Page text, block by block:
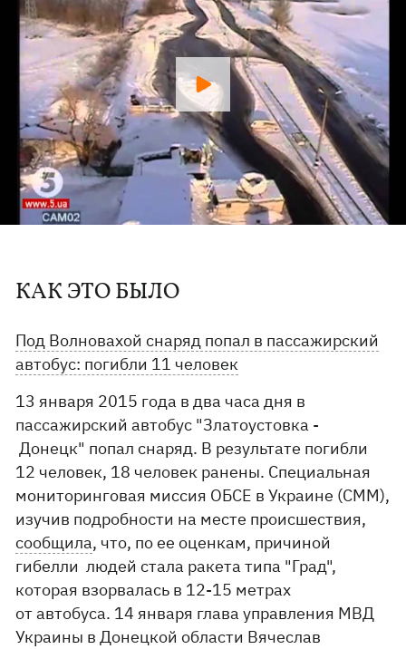
КАК ЭТО БЫЛО
Под Волновахой снаряд попал в пассажирский
автобус: погибли 11 человек
13 января 2015 года в два часа дня в
пассажирский автобус "Златоустовка -
Донецк" попал снаряд. В результате погибли
12 человек, 18 человек ранены. Специальная
мониторинговая миссия ОБСЕ в Украине (СММ),
изучив подробности на месте происшествия,
сообщила, что, по ее оценкам, причиной
гибелли людей стала ракета типа "Град",
которая взорвалась в 12-15 метрах
от автобуса. 14 января глава управления МВД
Украины в Донецкой области Вячеслав